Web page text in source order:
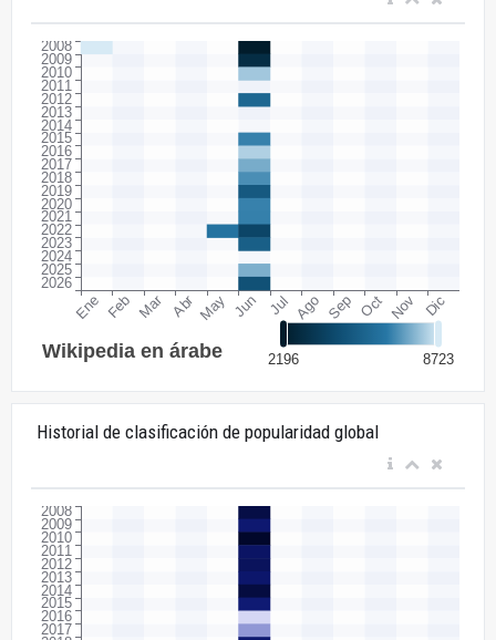
Historial de clasificación de popularidad global